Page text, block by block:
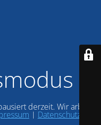
derzeit. Wir arbeiten
| Datenschutz